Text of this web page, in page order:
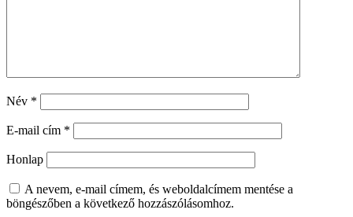
Név *
E-mail cím *
Honlap
A nevem, e-mail címem, és weboldalcímem mentése a
böngészőben a következő hozzászólásomhoz.